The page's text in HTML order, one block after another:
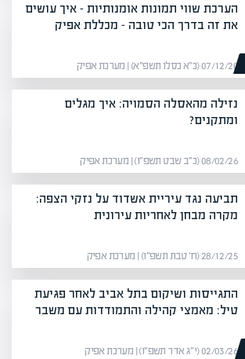
הערכת שווי תמונות אומנותיות – איך עושים
את זה בדרך הכי טובה – מכללת אפיק
07/12/20 (כ״א כסלו תשפ״א) | מערכת אפיק
נזילה מהאסלה הסמויה: איך מגלים
ומתקנים?
08/02/26 (כ״ב שבט תשפ״ו) | מערכת אפיק
תביעה נגד עיריית אשדוד על נזקי הצפה:
מקרה מבחן לאחריות עירונית
28/12/25 (ח׳ טבת תשפ״ו) | מערכת אפיק
התגייסות ושיקום בתל אביב לאחר פגיעת
טיל: מאמצי קהילה והתמודדות עם משבר
02/03/26 (י״ג אדר תשפ״ו) | מערכת אפיק